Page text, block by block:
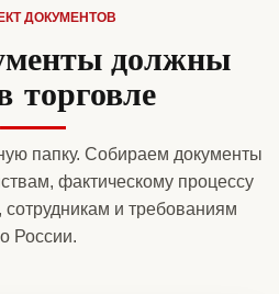
ДОКУМЕНТОВ
должны
торговле
папку. Собираем документы
фактическому процессу
и требованиям
России.